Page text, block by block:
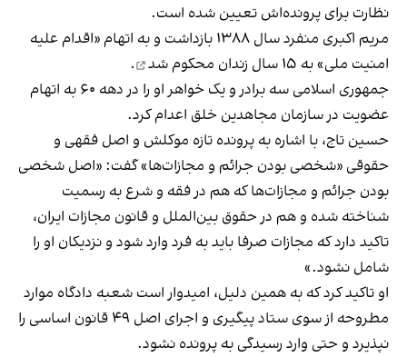
نظارت برای پرونده‌اش تعیین شده است.
مریم اکبری‌ منفرد سال ۱۳۸۸ بازداشت و به اتهام «اقدام علیه
امنیت ملی» به ۱۵ سال زندان
محکوم شد
.
جمهوری اسلامی سه برادر و یک خواهر او را در دهه ۶۰ به اتهام
عضویت در سازمان مجاهدین خلق اعدام کرد.
حسین تاج، با اشاره به پرونده تازه موکلش و اصل فقهی و
حقوقی «شخصی بودن جرائم و مجازات‌ها» گفت: «اصل شخصی
بودن جرائم و مجازات‌ها که هم در فقه و شرع به رسمیت
شناخته شده و هم در حقوق بین‌الملل و قانون مجازات ایران،
تاکید دارد که مجازات صرفا باید به فرد وارد شود و نزدیکان او را
شامل نشود.»
او تاکید کرد که به همین دلیل، امیدوار است شعبه دادگاه موارد
مطروحه از سوی ستاد پیگیری و اجرای اصل ۴۹ قانون اساسی را
نپذیرد و حتی وارد رسیدگی به پرونده نشود.